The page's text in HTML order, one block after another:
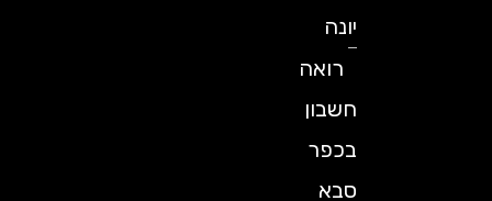
רואה
חשבון
בכפר